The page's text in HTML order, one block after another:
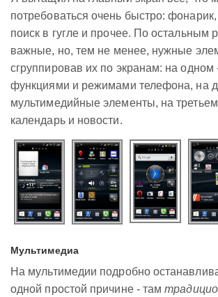
потребоваться очень быстро:
поиск в гугле и прочее. По остальным
важные, но, тем не менее, нужные
сгруппировав их по экранам: на одном
функциями и режимами телефона, на
мультимедийные элементы, на
календарь и новости.
Мультимедиа
На мультимедии подробно
одной простой причине - там